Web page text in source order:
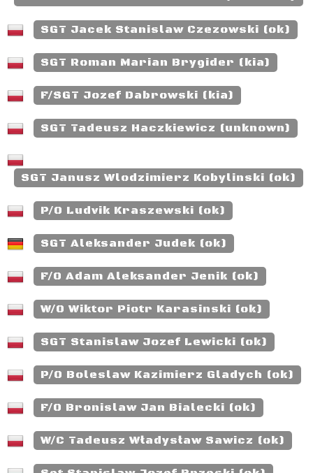
SGT Jacek Stanislaw Czezowski (ok)
SGT Roman Marian Brygider (kia)
F/SGT Jozef Dabrowski (kia)
SGT Tadeusz Haczkiewicz (unknown)
SGT Janusz Wlodzimierz Kobylinski (ok)
P/O Ludvik Kraszewski (ok)
SGT Aleksander Judek (ok)
F/O Adam Aleksander Jenik (ok)
W/O Wiktor Piotr Karasinski (ok)
SGT Stanislaw Jozef Lewicki (ok)
P/O Boleslaw Kazimierz Gladych (ok)
F/O Bronislaw Jan Bialecki (ok)
W/C Tadeusz Władysław Sawicz (ok)